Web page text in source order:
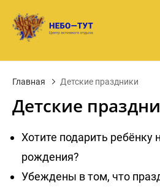
Главная Детские праздники
Детские
Хотите подарить
рождения?
Убеждены в том, что